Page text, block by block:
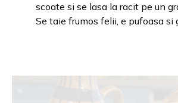
scoate si se lasa la racit pe un
Se taie frumos felii, e pufoasa si